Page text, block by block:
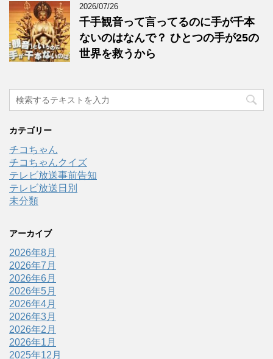
2026/07/26
千手観音って言ってるのに手が千本
ないのはなんで？ ひとつの手が25の
世界を救うから
カテゴリー
チコちゃん
チコちゃんクイズ
テレビ放送事前告知
テレビ放送日別
未分類
アーカイブ
2026年8月
2026年7月
2026年6月
2026年5月
2026年4月
2026年3月
2026年2月
2026年1月
2025年12月